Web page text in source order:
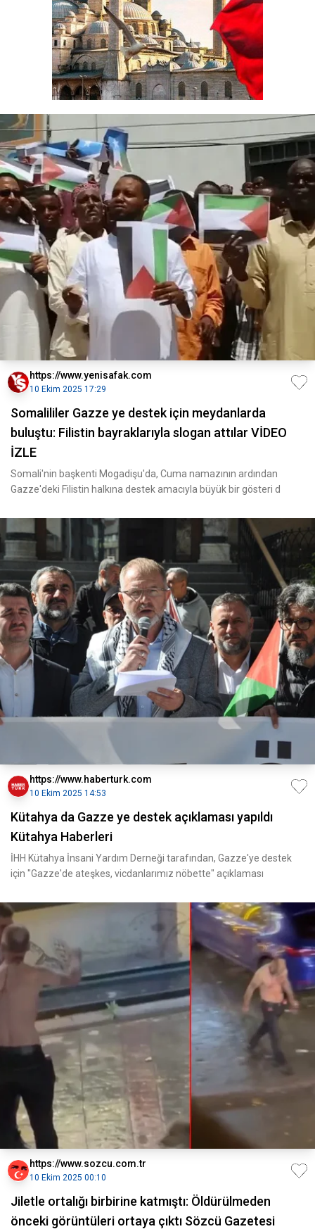
https://www.yenisafak.com
10 Ekim 2025 17:29
Somalililer Gazze ye destek için meydanlarda
buluştu: Filistin bayraklarıyla slogan attılar VİDEO
İZLE
Somali'nin başkenti Mogadişu'da, Cuma namazının ardından
Gazze'deki Filistin halkına destek amacıyla büyük bir gösteri d
https://www.haberturk.com
10 Ekim 2025 14:53
Kütahya da Gazze ye destek açıklaması yapıldı
Kütahya Haberleri
İHH Kütahya İnsani Yardım Derneği tarafından, Gazze'ye destek
için "Gazze'de ateşkes, vicdanlarımız nöbette" açıklaması
https://www.sozcu.com.tr
10 Ekim 2025 00:10
Jiletle ortalığı birbirine katmıştı: Öldürülmeden
önceki görüntüleri ortaya çıktı Sözcü Gazetesi